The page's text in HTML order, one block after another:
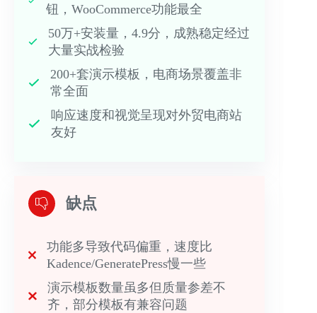
钮，WooCommerce功能最全
50万+安装量，4.9分，成熟稳定经过
大量实战检验
200+套演示模板，电商场景覆盖非
常全面
响应速度和视觉呈现对外贸电商站
友好
缺点
功能多导致代码偏重，速度比
Kadence/GeneratePress慢一些
演示模板数量虽多但质量参差不
齐，部分模板有兼容问题